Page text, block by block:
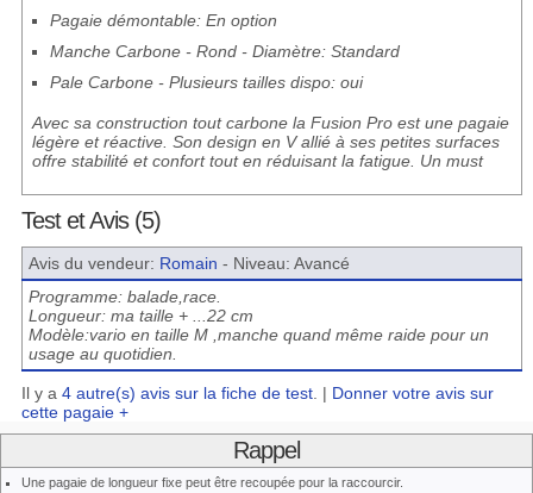
Pagaie démontable: En option
Manche Carbone - Rond - Diamètre: Standard
Pale Carbone - Plusieurs tailles dispo: oui
Avec sa construction tout carbone la Fusion Pro est une pagaie
légère et réactive. Son design en V allié à ses petites surfaces
offre stabilité et confort tout en réduisant la fatigue. Un must
Test et Avis (5)
Avis du vendeur: Romain - Niveau: Avancé
Programme: balade,race.
Longueur: ma taille + ...22 cm
Modèle:vario en taille M ,manche quand même raide pour un
usage au quotidien.
Il y a 4 autre(s) avis sur la fiche de test. | Donner votre avis sur
cette pagaie +
Rappel
Une pagaie de longueur fixe peut être recoupée pour la raccourcir.